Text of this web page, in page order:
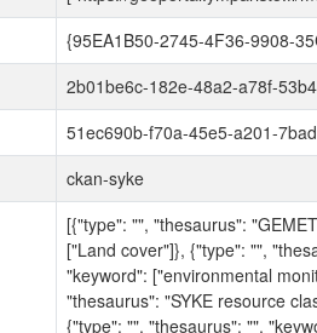
{95EA1B50-2745-4F36-9908-
2b01be6c-182e-48a2-a78f-
51ec690b-f70a-45e5-a201-
ckan-syke
[{"type": "", "thesaurus":
["Land cover"]}, {"type": "",
"keyword": ["environmental
"thesaurus": "SYKE resource
{"type": "", "thesaurus": "",